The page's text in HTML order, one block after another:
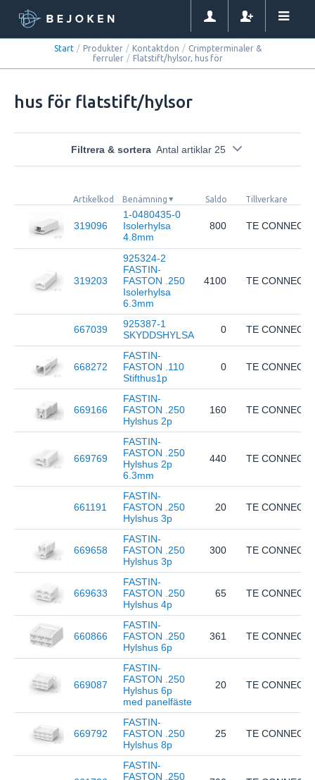
Start / Produkter / Kontaktdon / Crimpterminaler &
ferruler / Flatstift/hylsor, hus för
hus för flatstift/hylsor
Filtrera & sortera Antal artiklar 25
Artikelkod Benämning Saldo Tillverkare
319096
1-0480435-0
Isolerhylsa
4.8mm
800 TE
319203
925324-2
FASTIN-
FASTON .250
Isolerhylsa
6.3mm
4100 TE
667039
925387-1
SKYDDSHYLSA
0 TE
668272
FASTIN-
FASTON .110
Stifthus1p
0 TE
669166
FASTIN-
FASTON .250
Hylshus 2p
160 TE
669769
FASTIN-
FASTON .250
Hylshus 2p
6.3mm
440 TE
661191
FASTIN-
FASTON .250
Hylshus 3p
20 TE
669658
FASTIN-
FASTON .250
Hylshus 3p
300 TE
669633
FASTIN-
FASTON .250
Hylshus 4p
65 TE
660866
FASTIN-
FASTON .250
Hylshus 6p
361 TE
669087
FASTIN-
FASTON .250
Hylshus 6p
med panelfäste
20 TE
669792
FASTIN-
FASTON .250
Hylshus 8p
25 TE
FASTIN-
FASTON .250